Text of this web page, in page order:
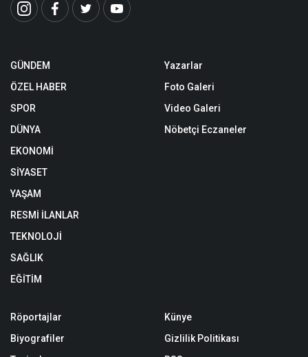
GÜNDEM
ÖZEL HABER
SPOR
DÜNYA
EKONOMİ
SİYASET
YAŞAM
RESMİ İLANLAR
TEKNOLOJİ
SAĞLIK
EĞİTİM
Yazarlar
Foto Galeri
Video Galeri
Nöbetçi Eczaneler
Röportajlar
Biyografiler
Künye
Gizlilik Politikası